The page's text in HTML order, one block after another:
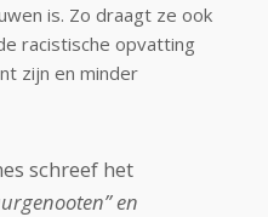
is. Zo draagt ze ook
racistische opvatting
zijn en minder
schreef het
en